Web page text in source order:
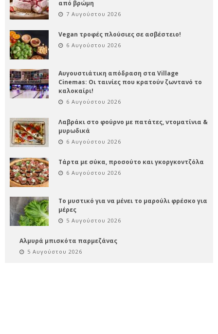
από βρώμη
7 Αυγούστου 2026
Vegan τροφές πλούσιες σε ασβέστειο!
6 Αυγούστου 2026
Αυγουστιάτικη απόδραση στα Village
Cinemas: Οι ταινίες που κρατούν ζωντανό το
καλοκαίρι!
6 Αυγούστου 2026
Λαβράκι στο φούρνο με πατάτες, ντοματίνια &
μυρωδικά
6 Αυγούστου 2026
Τάρτα με σύκα, προσούτο και γκοργκοντζόλα
6 Αυγούστου 2026
Το μυστικό για να μένει το μαρούλι φρέσκο για
μέρες
5 Αυγούστου 2026
Αλμυρά μπισκότα παρμεζάνας
5 Αυγούστου 2026